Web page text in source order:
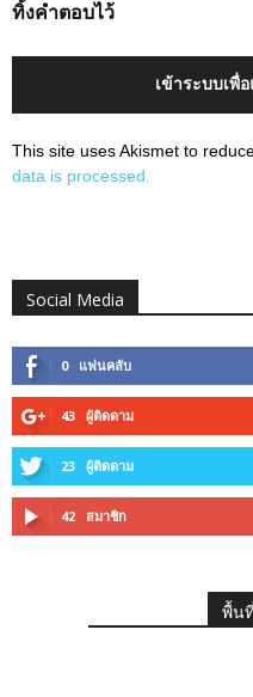
ทิ้งคำตอบไว้
เข้าระบบเพื่
This site uses Akismet to
data is processed.
Social Media
0 แฟนคลับ
43 ผู้ติดตาม
23 ผู้ติดตาม
42 สมาชิก
พื้น